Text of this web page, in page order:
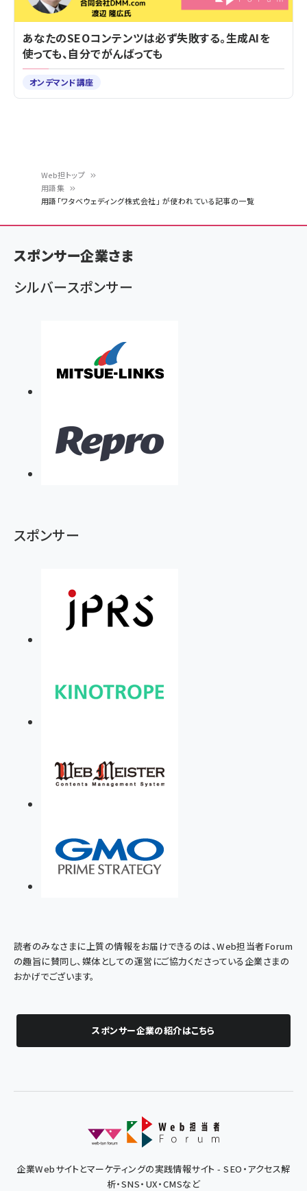
ン
く
ず
Web担トップ
用語集
用語「ワタベウェディング株式会社」 が使われている記事の一覧
あなたのSEOコンテンツは必ず失敗する。生成AIを
使っても、自分でがんばっても
オンデマンド講座
スポンサー企業さま
シルバースポンサー
スポンサー
読者のみなさまに上質の情報をお届けできるのは、Web担当者Forum
の趣旨に賛同し、媒体としての運営にご協力くださっている企業さまの
おかげでございます。
スポンサー企業の紹介はこちら
企業Webサイトとマーケティングの実践情報サイト - SEO・アクセス解
析・SNS・UX・CMSなど